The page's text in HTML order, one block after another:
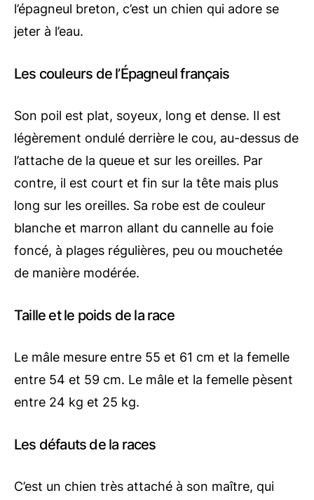
l’épagneul breton, c’est un chien qui adore se
jeter à l’eau.
Les couleurs de l’Épagneul français
Son poil est plat, soyeux, long et dense. Il est
légèrement ondulé derrière le cou, au-dessus de
l’attache de la queue et sur les oreilles. Par
contre, il est court et fin sur la tête mais plus
long sur les oreilles. Sa robe est de couleur
blanche et marron allant du cannelle au foie
foncé, à plages régulières, peu ou mouchetée
de manière modérée.
Taille et le poids de la race
Le mâle mesure entre 55 et 61 cm et la femelle
entre 54 et 59 cm. Le mâle et la femelle pèsent
entre 24 kg et 25 kg.
Les défauts de la races
C’est un chien très attaché à son maître, qui